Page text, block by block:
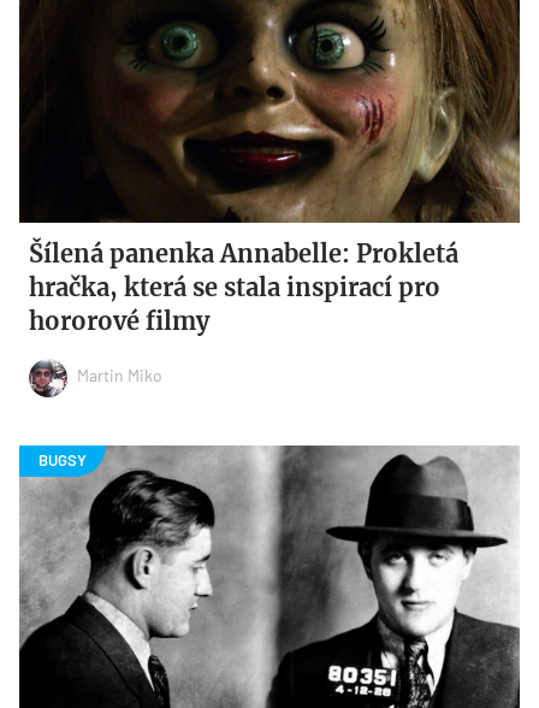
Šílená panenka Annabelle: Prokletá
hračka, která se stala inspirací pro
hororové filmy
Martin Miko